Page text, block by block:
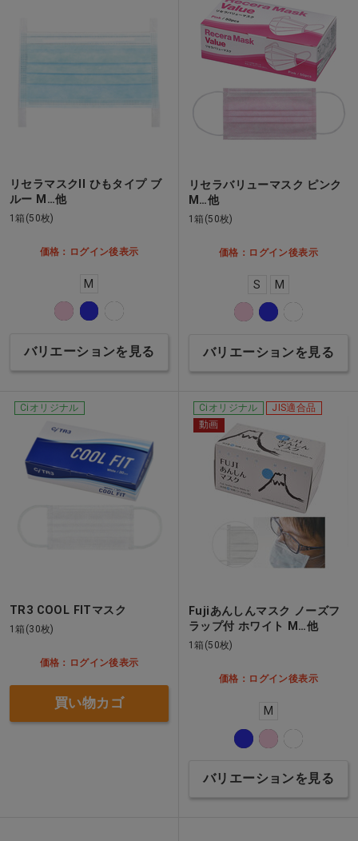
リセラマスクII ひもタイプ ブ
ルー M…他
1箱(50枚)
価格：ログイン後表示
M
バリエーションを見る
リセラバリューマスク ピンク
M…他
1箱(50枚)
価格：ログイン後表示
S M
バリエーションを見る
Ciオリジナル
TR3 COOL FITマスク
1箱(30枚)
価格：ログイン後表示
買い物カゴ
Ciオリジナル
JIS適合品
動画
Fujiあんしんマスク ノーズフ
ラップ付 ホワイト M…他
1箱(50枚)
価格：ログイン後表示
M
バリエーションを見る